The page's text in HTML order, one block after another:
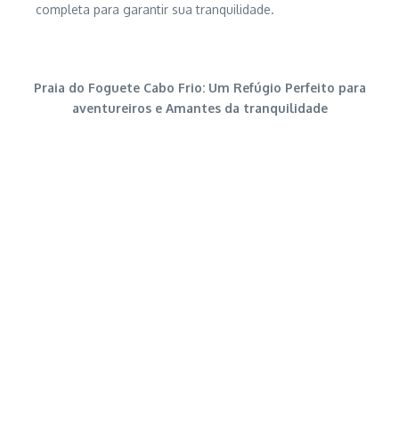
completa para garantir sua tranquilidade.
Praia do Foguete Cabo Frio: Um Refúgio Perfeito para
aventureiros e Amantes da tranquilidade